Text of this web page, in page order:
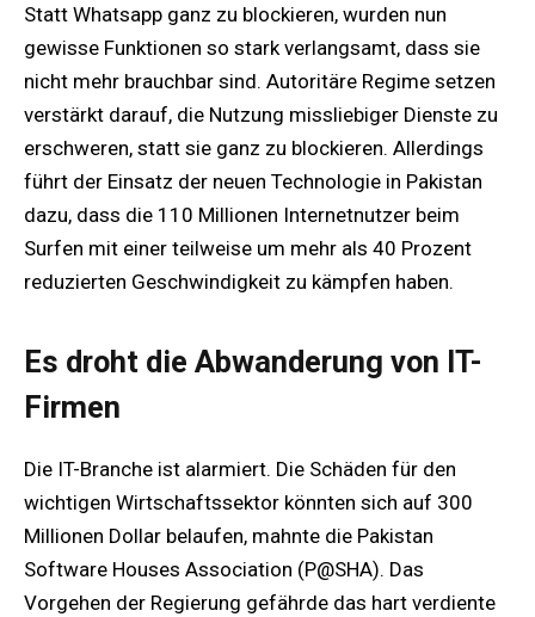
Statt Whatsapp ganz zu blockieren, wurden nun
gewisse Funktionen so stark verlangsamt, dass sie
nicht mehr brauchbar sind. Autoritäre Regime setzen
verstärkt darauf, die Nutzung missliebiger Dienste zu
erschweren, statt sie ganz zu blockieren. Allerdings
führt der Einsatz der neuen Technologie in Pakistan
dazu, dass die 110 Millionen Internetnutzer beim
Surfen mit einer teilweise um mehr als 40 Prozent
reduzierten Geschwindigkeit zu kämpfen haben.
Es droht die Abwanderung von IT-
Firmen
Die IT-Branche ist alarmiert. Die Schäden für den
wichtigen Wirtschaftssektor könnten sich auf 300
Millionen Dollar belaufen, mahnte die Pakistan
Software Houses Association (P@SHA). Das
Vorgehen der Regierung gefährde das hart verdiente